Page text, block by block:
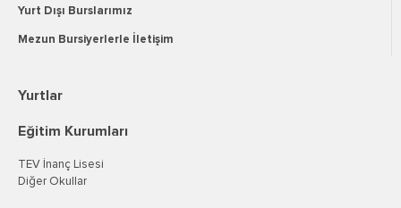
Yurt Dışı Burslarımız
Mezun Bursiyerlerle İletişim
Yurtlar
Eğitim Kurumları
TEV İnanç Lisesi
Diğer Okullar